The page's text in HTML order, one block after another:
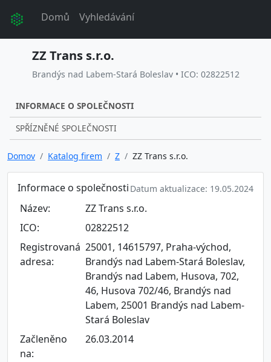
Domů Vyhledávání
ZZ Trans s.r.o.
Brandýs nad Labem-Stará Boleslav • ICO: 02822512
INFORMACE O SPOLEČNOSTI
SPŘÍZNĚNÉ SPOLEČNOSTI
Domov Katalog firem Z ZZ Trans s.r.o.
Informace o společnosti Datum aktualizace: 19.05.2024
Název:
ZZ Trans s.r.o.
ICO:
02822512
Registrovaná
adresa:
25001, 14615797, Praha-východ,
Brandýs nad Labem-Stará Boleslav,
Brandýs nad Labem, Husova, 702,
46, Husova 702/46, Brandýs nad
Labem, 25001 Brandýs nad Labem-
Stará Boleslav
Začleněno
na:
26.03.2014